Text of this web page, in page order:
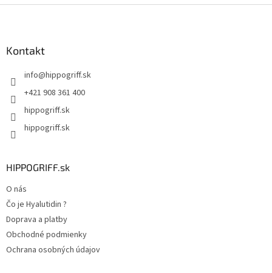
Kontakt
info@hippogriff.sk
+421 908 361 400
hippogriff.sk
hippogriff.sk
HIPPOGRIFF.sk
O nás
Čo je Hyalutidin ?
Doprava a platby
Obchodné podmienky
Ochrana osobných údajov